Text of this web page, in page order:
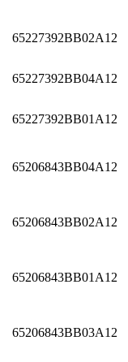
65227392BB02A12
65227392BB04A12
65227392BB01A12
65206843BB04A12
65206843BB02A12
65206843BB01A12
65206843BB03A12